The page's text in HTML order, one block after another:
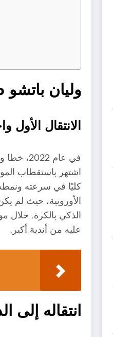
وليان باتشو Willian Pacho ومرحلة الانتقال إلى أوروبا
الانتقال الأول
في عام
اشتهر باستقطاب
كليًا في سرعته
الأوروبية، حيث لم
الذكي بالكرة. خلال
عليه من أندية أكبر.
انتقاله إلى